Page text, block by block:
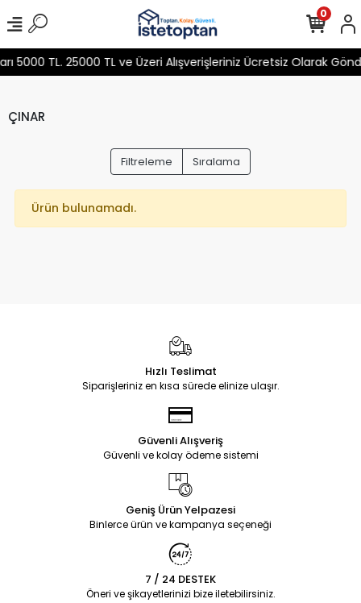
5000 TL. 25000 TL ve Üzeri Alışverişleriniz Ücretsiz Olarak
0
ÇINAR
Filtreleme Sıralama
Ürün bulunamadı.
Hızlı Teslimat
Siparişleriniz en kısa sürede elinize ulaşır.
Güvenli Alışveriş
Güvenli ve kolay ödeme sistemi
Geniş Ürün Yelpazesi
Binlerce ürün ve kampanya seçeneği
7 / 24 DESTEK
Öneri ve şikayetlerinizi bize iletebilirsiniz.